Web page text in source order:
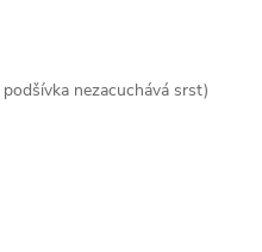
nezacuchává srst)